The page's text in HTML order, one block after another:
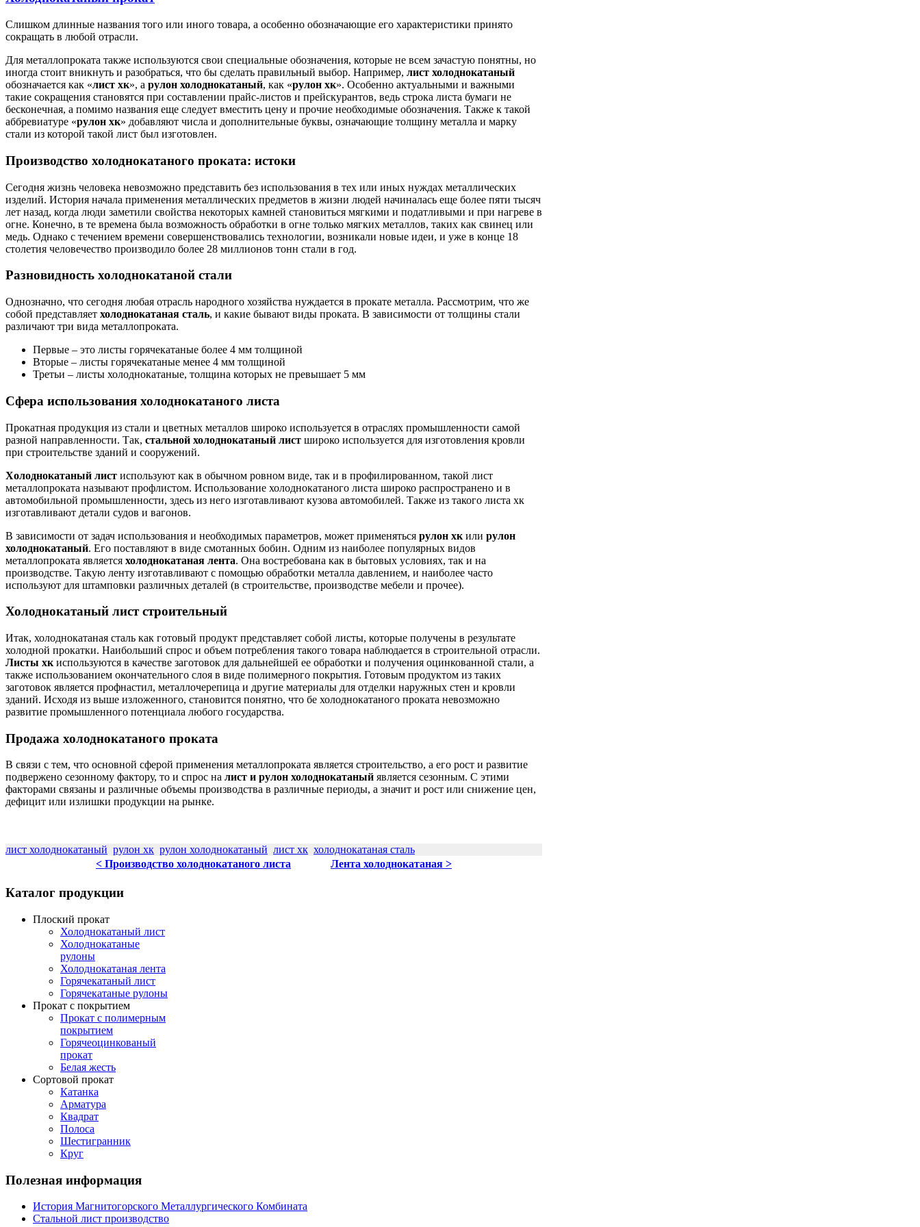
Слишком длинные названия того или иного товара, а особенно обозначающие его характеристики принято
сокращать в любой отрасли.
Для металлопроката также используются свои специальные обозначения, которые не всем зачастую понятны, но
иногда стоит вникнуть и разобраться, что бы сделать правильный выбор. Например, лист холоднокатаный
обозначается как «лист хк», а рулон холоднокатаный, как «рулон хк». Особенно актуальными и важными
такие сокращения становятся при составлении прайс-листов и прейскурантов, ведь строка листа бумаги не
бесконечная, а помимо названия еще следует вместить цену и прочие необходимые обозначения. Также к такой
аббревиатуре «рулон хк» добавляют числа и дополнительные буквы, означающие толщину металла и марку
стали из которой такой лист был изготовлен.
Производство холоднокатаного проката: истоки
Сегодня жизнь человека невозможно представить без использования в тех или иных нуждах металлических
изделий. История начала применения металлических предметов в жизни людей начиналась еще более пяти тысяч
лет назад, когда люди заметили свойства некоторых камней становиться мягкими и податливыми и при нагреве в
огне. Конечно, в те времена была возможность обработки в огне только мягких металлов, таких как свинец или
медь. Однако с течением времени совершенствовались технологии, возникали новые идеи, и уже в конце 18
столетия человечество производило более 28 миллионов тонн стали в год.
Разновидность холоднокатаной стали
Однозначно, что сегодня любая отрасль народного хозяйства нуждается в прокате металла. Рассмотрим, что же
собой представляет холоднокатаная сталь, и какие бывают виды проката. В зависимости от толщины стали
различают три вида металлопроката.
Первые – это листы горячекатаные более 4 мм толщиной
Вторые – листы горячекатаные менее 4 мм толщиной
Третьи – листы холоднокатаные, толщина которых не превышает 5 мм
Сфера использования холоднокатаного листа
Прокатная продукция из стали и цветных металлов широко используется в отраслях промышленности самой
разной направленности. Так, стальной холоднокатаный лист широко используется для изготовления кровли
при строительстве зданий и сооружений.
Холоднокатаный лист используют как в обычном ровном виде, так и в профилированном, такой лист
металлопроката называют профлистом. Использование холоднокатаного листа широко распространено и в
автомобильной промышленности, здесь из него изготавливают кузова автомобилей. Также из такого листа хк
изготавливают детали судов и вагонов.
В зависимости от задач использования и необходимых параметров, может применяться рулон хк или рулон
холоднокатаный. Его поставляют в виде смотанных бобин. Одним из наиболее популярных видов
металлопроката является холоднокатаная лента. Она востребована как в бытовых условиях, так и на
производстве. Такую ленту изготавливают с помощью обработки металла давлением, и наиболее часто
используют для штамповки различных деталей (в строительстве, производстве мебели и прочее).
Холоднокатаный лист строительный
Итак, холоднокатаная сталь как готовый продукт представляет собой листы, которые получены в результате
холодной прокатки. Наибольший спрос и объем потребления такого товара наблюдается в строительной отрасли.
Листы хк используются в качестве заготовок для дальнейшей ее обработки и получения оцинкованной стали, а
также использованием окончательного слоя в виде полимерного покрытия. Готовым продуктом из таких
заготовок является профнастил, металлочерепица и другие материалы для отделки наружных стен и кровли
зданий. Исходя из выше изложенного, становится понятно, что бе холоднокатаного проката невозможно
развитие промышленного потенциала любого государства.
Продажа холоднокатаного проката
В связи с тем, что основной сферой применения металлопроката является строительство, а его рост и развитие
подвержено сезонному фактору, то и спрос на лист и рулон холоднокатаный является сезонным. С этими
факторами связаны и различные объемы производства в различные периоды, а значит и рост или снижение цен,
дефицит или излишки продукции на рынке.
лист холоднокатаный рулон хк рулон холоднокатаный лист хк холоднокатаная сталь
< Производство холоднокатаного листа
Лента холоднокатаная >
Каталог продукции
Плоский прокат
Холоднокатаный лист
Холоднокатаные
рулоны
Холоднокатаная лента
Горячекатаный лист
Горячекатаные рулоны
Прокат с покрытием
Прокат с полимерным
покрытием
Горячеоцинкованый
прокат
Белая жесть
Сортовой прокат
Катанка
Арматура
Квадрат
Полоса
Шестигранник
Круг
Полезная информация
История Магнитогорского Металлургического Комбината
Стальной лист производство